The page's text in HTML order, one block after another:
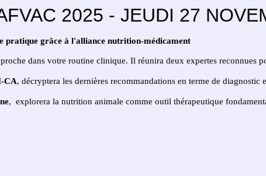
2025 - JEUDI 27
pratique grâce à l'alliance nutrition-médicament
dans votre routine clinique. Il réunira deux expertes reconnues
CA, décryptera les dernières recommandations en terme de diagnostic
, explorera la nutrition animale comme outil thérapeutique